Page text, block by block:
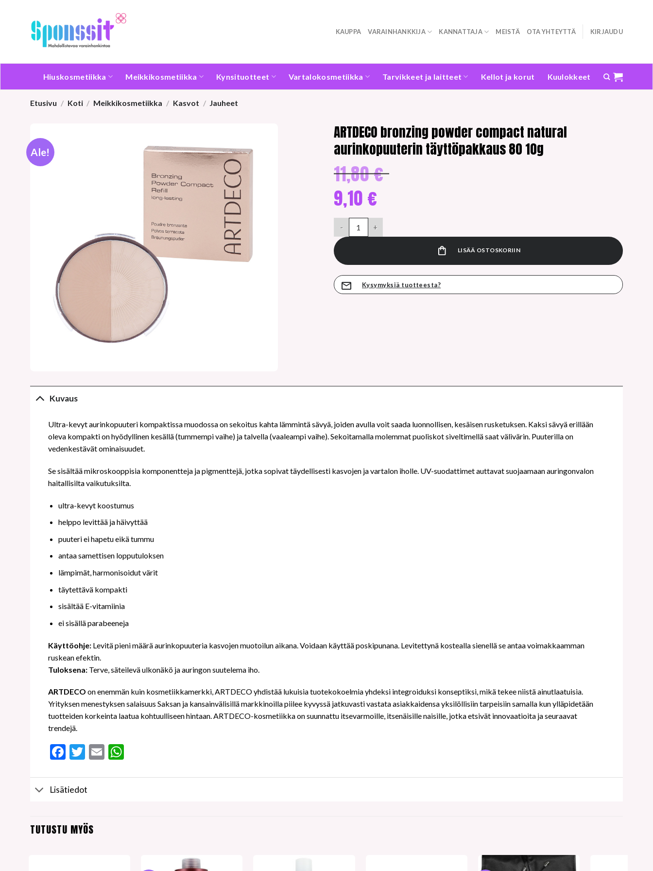
KAUPPA VARAINHANKKIJA KANNATTAJA MEISTÄ OTA YHTEYTTÄ KIRJAUDU
Hiuskosmetiikka Meikkikosmetiikka Kynsituotteet Vartalokosmetiikka Tarvikkeet ja laitteet Kellot ja korut Kuulokkeet
Etusivu / Koti / Meikkikosmetiikka / Kasvot / Jauheet
Ale!
ARTDECO bronzing powder compact natural
aurinkopuuterin täyttöpakkaus 80 10g
11,80€ hinta
9,10 €
hinta
on:
9,10 €.
LISÄÄ OSTOSKORIIN
Kysymyksiä tuotteesta?
Kuvaus
Ultra-kevyt aurinkopuuteri kompaktissa muodossa on sekoitus kahta lämmintä sävyä, joiden avulla voit saada luonnollisen, kesäisen rusketuksen. Kaksi sävyä erillään
oleva kompakti on hyödyllinen kesällä (tummempi vaihe) ja talvella (vaaleampi vaihe). Sekoitamalla molemmat puoliskot siveltimellä saat välivärin. Puuterilla on
vedenkestävät ominaisuudet.
Se sisältää mikroskooppisia komponentteja ja pigmenttejä, jotka sopivat täydellisesti kasvojen ja vartalon iholle. UV-suodattimet auttavat suojaamaan auringonvalon
haitallisilta vaikutuksilta.
ultra-kevyt koostumus
helppo levittää ja häivyttää
puuteri ei hapetu eikä tummu
antaa samettisen lopputuloksen
lämpimät, harmonisoidut värit
täytettävä kompakti
sisältää E-vitamiinia
ei sisällä parabeeneja
Käyttöohje: Levitä pieni määrä aurinkopuuteria kasvojen muotoilun aikana. Voidaan käyttää poskipunana. Levitettynä kostealla sienellä se antaa voimakkaamman
ruskean efektin.
Tuloksena: Terve, säteilevä ulkonäkö ja auringon suutelema iho.
ARTDECO on enemmän kuin kosmetiikkamerkki, ARTDECO yhdistää lukuisia tuotekokoelmia yhdeksi integroiduksi konseptiksi, mikä tekee niistä ainutlaatuisia.
Yrityksen menestyksen salaisuus Saksan ja kansainvälisillä markkinoilla piilee kyvyssä jatkuvasti vastata asiakkaidensa yksilöllisiin tarpeisiin samalla kun ylläpidetään
tuotteiden korkeinta laatua kohtuulliseen hintaan. ARTDECO-kosmetiikka on suunnattu itsevarmoille, itsenäisille naisille, jotka etsivät innovaatioita ja seuraavat
trendejä.
Facebook
Twitter
EmailWhatsApp
Lisätiedot
TUTUSTU MYÖS